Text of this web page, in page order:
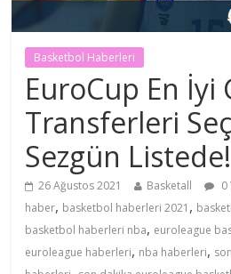
Basketbol Haberleri
EuroCup En İyi
Transferleri
Sezgün Listede!
26 Ağustos 2021 Basketall 0
haber, basketbol haberleri 2021 ,
basketbol haberleri nba, euroleague
euroleague haberleri, nba haberleri,